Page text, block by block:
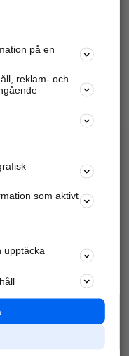
mm.
företaget
annonsera mot
nära dig.
sökningar
på en
reklam- och
som aktivt
upptäcka